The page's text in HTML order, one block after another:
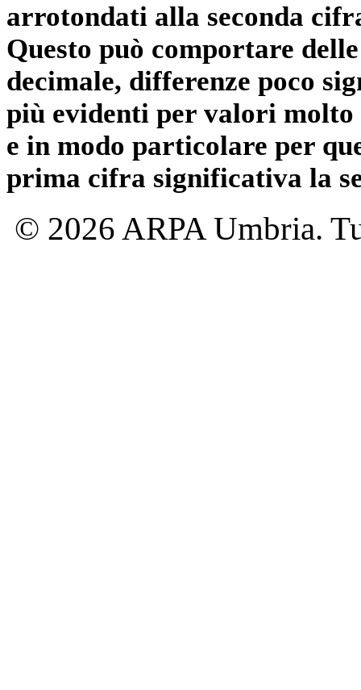
arrotondati alla seconda
Questo può comportare
decimale, differenze poco
più evidenti per valori
e in modo particolare per
prima cifra significativa la
© 2026 ARPA Umbria.